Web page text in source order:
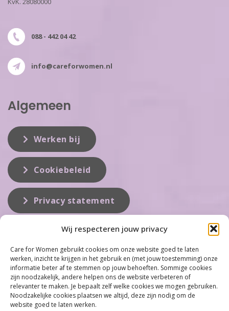
Wij respecteren jouw privacy
Care for Women gebruikt cookies om onze website goed te laten
werken, inzicht te krijgen in het gebruik en (met jouw toestemming) onze
informatie beter af te stemmen op jouw behoeften. Sommige cookies
zijn noodzakelijk, andere helpen ons de website verbeteren of
relevanter te maken. Je bepaalt zelf welke cookies we mogen gebruiken.
Noodzakelijke cookies plaatsen we altijd, deze zijn nodig om de
website goed te laten werken.
088 - 442 04 42
info@careforwomen.nl
Algemeen
Werken bij
Cookiebeleid
Privacy statement
Care for Women is de eerste organisatie die zich inzet op het gebied
van hormonale problemen bij vrouwen. Met ruim 100 locaties
behoort Care for Women tot één van de grootste organisaties op dit
vakgebied...